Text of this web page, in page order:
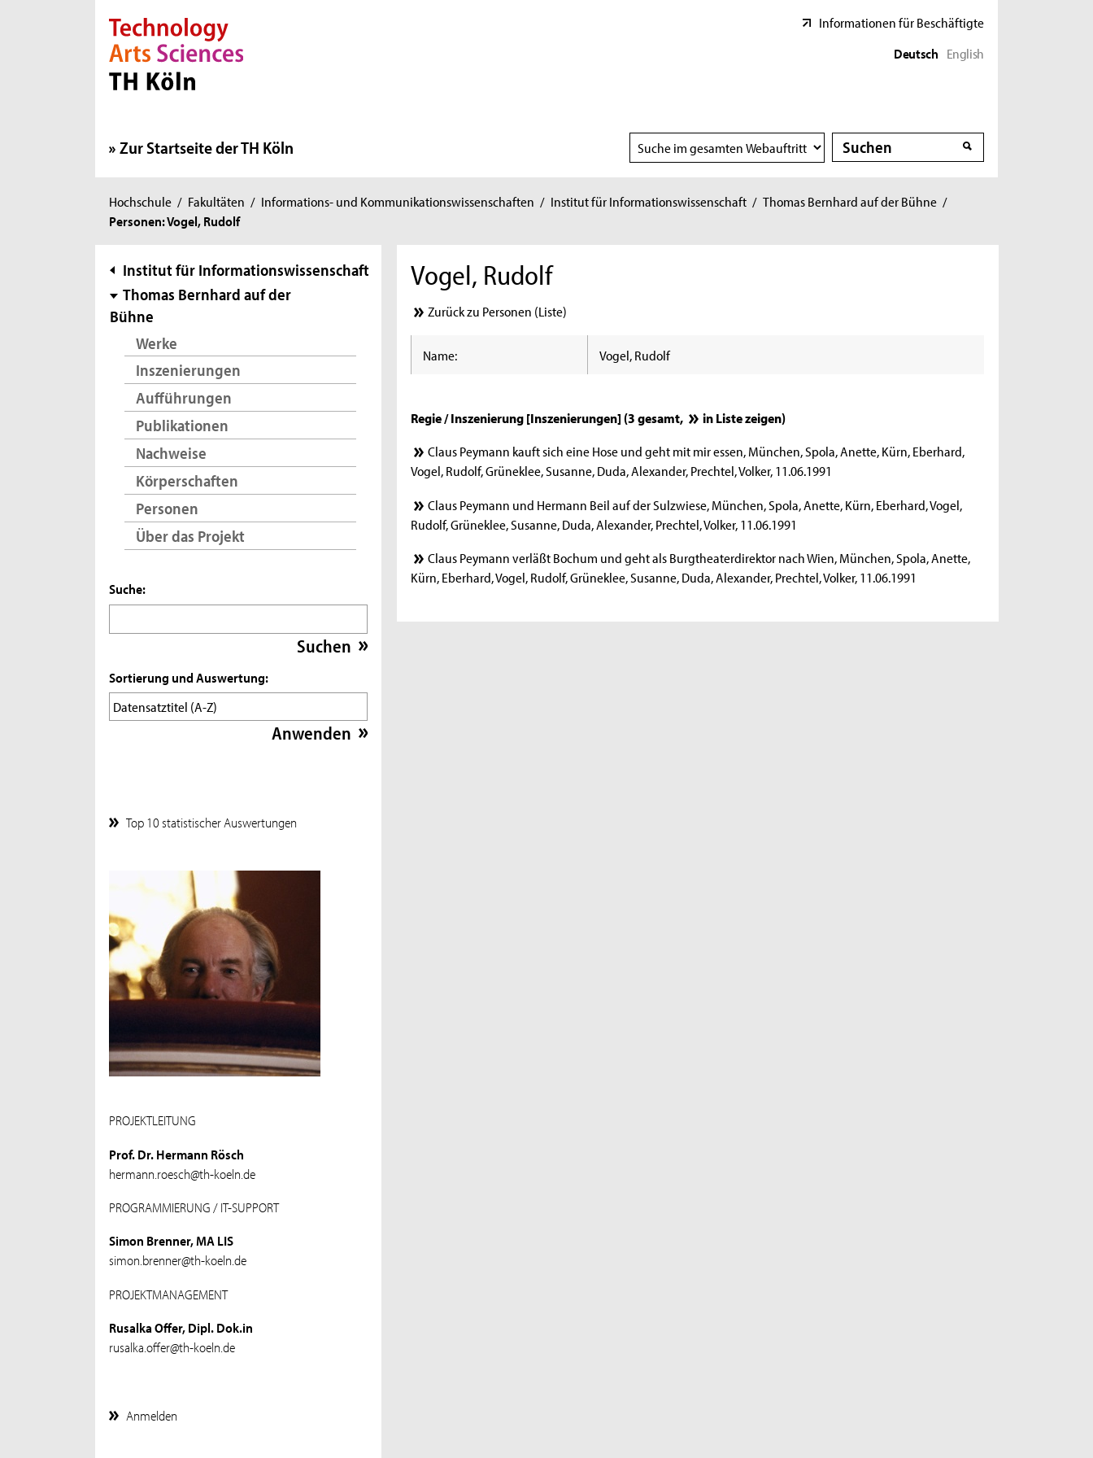
Direkt zur Hauptnavigation
Direkt zur Subnavigation
Direkt zum Inhalt
Direkt zum Fußbereich
Informationen für Beschäftigte
Deutsch English
Zur Startseite der TH Köln
Suchbereich
wählen
Suche
Suche
Sie
sind
Hochschule / Fakultäten / Informations- und Kommunikationswissenschaften / Institut für Informationswissenschaft / Thomas Bernhard auf der Bühne /
Personen: Vogel, Rudolf
Subnavigation
Institut für Informationswissenschaft
Thomas Bernhard auf der
Bühne
Werke
Inszenierungen
Aufführungen
Publikationen
Nachweise
Körperschaften
Personen
Über das Projekt
Suche:
Sortierung und Auswertung:
Top 10 statistischer Auswertungen
PROJEKTLEITUNG
Prof. Dr. Hermann Rösch
hermann.roesch@th-koeln.de
PROGRAMMIERUNG / IT-SUPPORT
Simon Brenner, MA LIS
simon.brenner@th-koeln.de
PROJEKTMANAGEMENT
Rusalka Offer, Dipl. Dok.in
rusalka.offer@th-koeln.de
Anmelden
Vogel, Rudolf
Zurück zu Personen (Liste)
Name: Vogel, Rudolf
Regie / Inszenierung [Inszenierungen] (3 gesamt, in Liste zeigen)
Claus Peymann kauft sich eine Hose und geht mit mir essen, München, Spola, Anette, Kürn, Eberhard,
Vogel, Rudolf, Grüneklee, Susanne, Duda, Alexander, Prechtel, Volker, 11.06.1991
Claus Peymann und Hermann Beil auf der Sulzwiese, München, Spola, Anette, Kürn, Eberhard, Vogel,
Rudolf, Grüneklee, Susanne, Duda, Alexander, Prechtel, Volker, 11.06.1991
Claus Peymann verläßt Bochum und geht als Burgtheaterdirektor nach Wien, München, Spola, Anette,
Kürn, Eberhard, Vogel, Rudolf, Grüneklee, Susanne, Duda, Alexander, Prechtel, Volker, 11.06.1991